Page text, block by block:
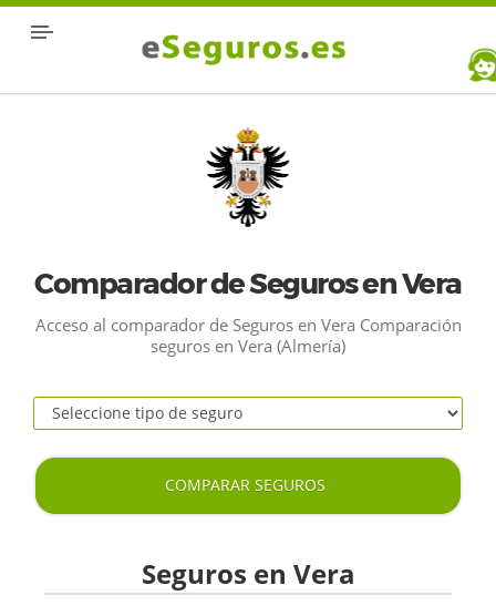
Comparador de Seguros en Vera
Acceso al comparador de Seguros en Vera Comparación
seguros en Vera (Almería)
COMPARAR SEGUROS
Seguros en Vera